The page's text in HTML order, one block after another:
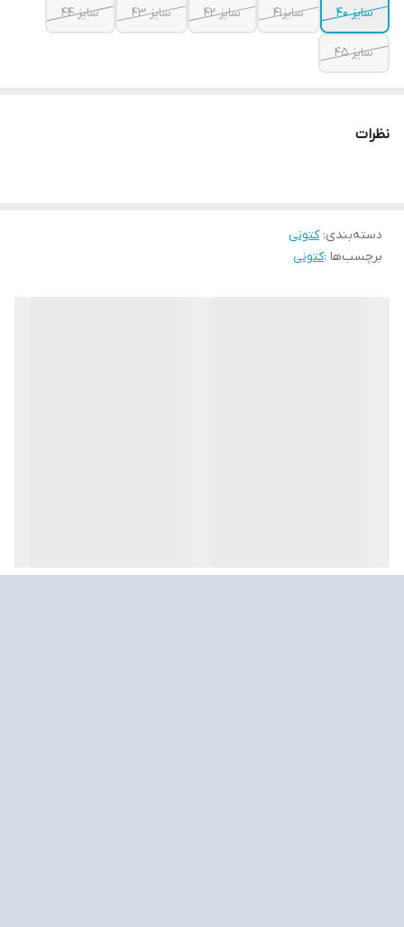
سایز ۴۰
سایز۴۱ سایز ۴۲ سایز ۴۳ سایز ۴۴
سایز ۴۵
نظرات
دسته‌بندی:کتونی
برچسب‌ها :کتونی